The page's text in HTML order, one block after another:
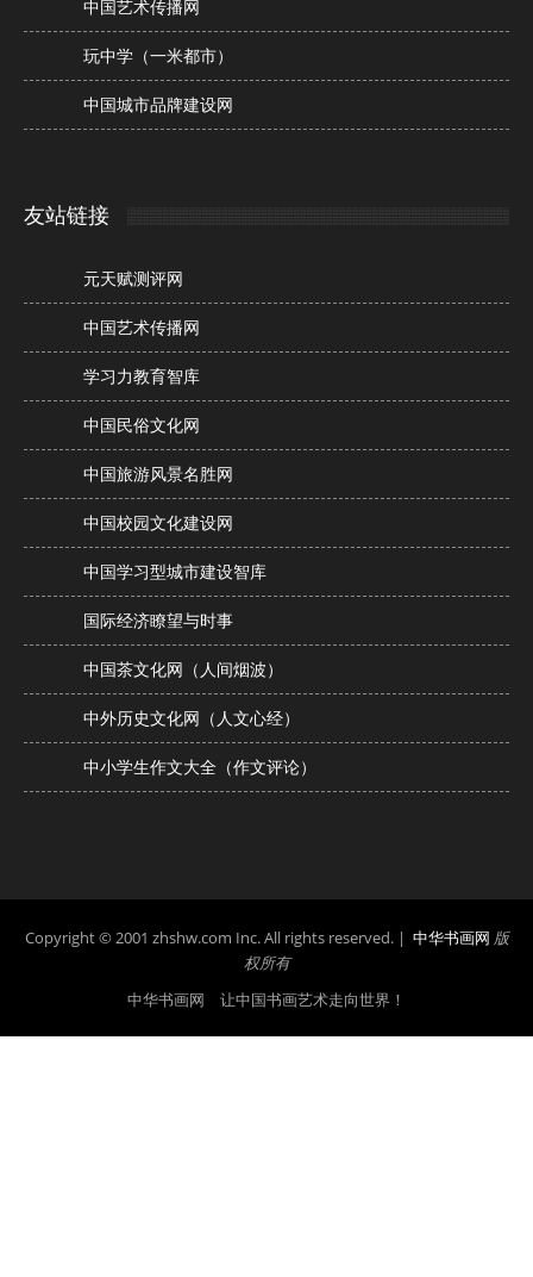
中国艺术传播网
玩中学（一米都市）
中国城市品牌建设网
友站链接
元天赋测评网
中国艺术传播网
学习力教育智库
中国民俗文化网
中国旅游风景名胜网
中国校园文化建设网
中国学习型城市建设智库
国际经济瞭望与时事
中国茶文化网（人间烟波）
中外历史文化网（人文心经）
中小学生作文大全（作文评论）
Copyright © 2001 zhshw.com Inc. All rights reserved. | 中华书画网 版
权所有
中华书画网 让中国书画艺术走向世界！